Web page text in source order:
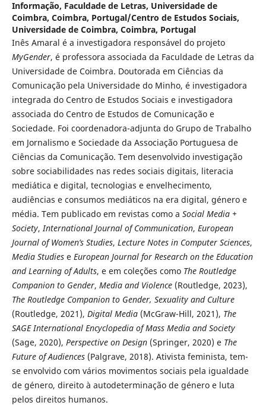
Informação, Faculdade de Letras, Universidade de
Coimbra, Coimbra, Portugal/Centro de Estudos Sociais,
Universidade de Coimbra, Coimbra, Portugal
Inês Amaral é a investigadora responsável do projeto
MyGender, é professora associada da Faculdade de Letras da
Universidade de Coimbra. Doutorada em Ciências da
Comunicação pela Universidade do Minho, é investigadora
integrada do Centro de Estudos Sociais e investigadora
associada do Centro de Estudos de Comunicação e
Sociedade. Foi coordenadora-adjunta do Grupo de Trabalho
em Jornalismo e Sociedade da Associação Portuguesa de
Ciências da Comunicação. Tem desenvolvido investigação
sobre sociabilidades nas redes sociais digitais, literacia
mediática e digital, tecnologias e envelhecimento,
audiências e consumos mediáticos na era digital, género e
média. Tem publicado em revistas como a Social Media +
Society,International Journal of Communication, European
Journal of Women’s Studies, Lecture Notes in Computer Sciences,
Media Studiese European Journal for Research on the Education
and Learning of Adults, e em coleções como The Routledge
Companion to Gender, Media and Violence(Routledge, 2023),
The Routledge Companion to Gender, Sexuality and Culture
(Routledge, 2021), Digital Media(McGraw-Hill, 2021), The
SAGE International Encyclopedia of Mass Media and Society
(Sage, 2020), Perspective on Design(Springer, 2020) e The
Future of Audiences(Palgrave, 2018). Ativista feminista, tem-
se envolvido com vários movimentos sociais pela igualdade
de género, direito à autodeterminação de género e luta
pelos direitos humanos.